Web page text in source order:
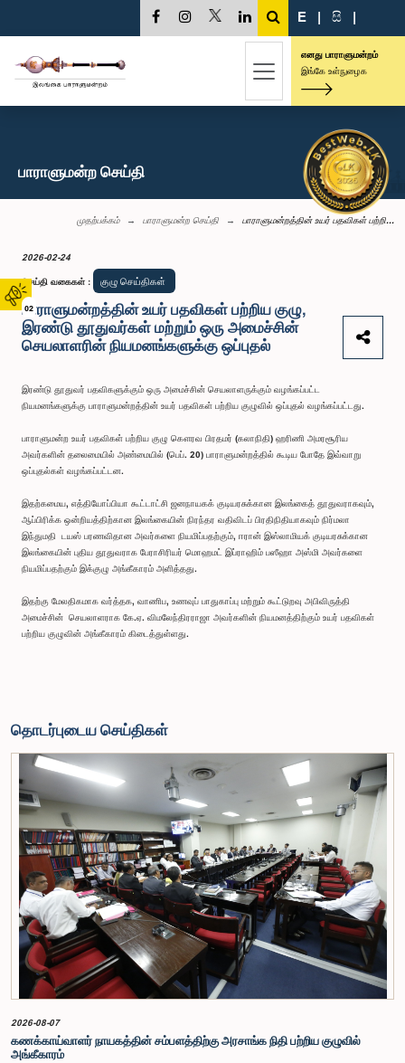
02
E | සි |
எனது பாராளுமன்றம்
இங்கே உள்நுழைக
பாராளுமன்ற செய்தி
முதற்பக்கம் பாராளுமன்ற செய்தி பாராளுமன்றத்தின் உயர் பதவிகள் பற்றி...
2026-02-24
செய்தி வகைகள் : குழு செய்திகள்
பாராளுமன்றத்தின் உயர் பதவிகள் பற்றிய குழு,
இரண்டு தூதுவர்கள் மற்றும் ஒரு அமைச்சின்
செயலாளரின் நியமனங்களுக்கு ஒப்புதல்
இரண்டு தூதுவர் பதவிகளுக்கும் ஒரு அமைச்சின் செயலாளருக்கும் வழங்கப்பட்ட
நியமனங்களுக்கு பாராளுமன்றத்தின் உயர் பதவிகள் பற்றிய குழுவில் ஒப்புதல் வழங்கப்பட்டது.
பாராளுமன்ற உயர் பதவிகள் பற்றிய குழு கௌரவ பிரதமர் (கலாநிதி) ஹரிணி அமரசூரிய
அவர்களின் தலைமையில் அண்மையில் (பெப். 20) பாராளுமன்றத்தில் கூடிய போதே இவ்வாறு
ஒப்புதல்கள் வழங்கப்பட்டன.
இதற்கமைய, எத்தியோப்பியா கூட்டாட்சி ஜனநாயகக் குடியரசுக்கான இலங்கைத் தூதுவராகவும்,
ஆப்பிரிக்க ஒன்றியத்திற்கான இலங்கையின் நிரந்தர வதிவிடப் பிரதிநிதியாகவும் நிர்மலா
இந்துமதி டயஸ் பரணவிதான அவர்களை நியமிப்பதற்கும், ஈரான் இஸ்லாமியக் குடியரசுக்கான
இலங்கையின் புதிய தூதுவராக பேராசிரியர் மொஹமட் இப்ராஹிம் பஸீஹா அஸ்மி அவர்களை
நியமிப்பதற்கும் இக்குழு அங்கீகாரம் அளித்தது.
இதற்கு மேலதிகமாக வர்த்தக, வாணிப, உணவுப் பாதுகாப்பு மற்றும் கூட்டுறவு அபிவிருத்தி
அமைச்சின் செயலாளராக கே.ஏ. விமலேந்திரராஜா அவர்களின் நியமனத்திற்கும் உயர் பதவிகள்
பற்றிய குழுவின் அங்கீகாரம் கிடைத்துள்ளது.
தொடர்புடைய செய்திகள்
2026-08-07
கணக்காய்வாளர் நாயகத்தின் சம்பளத்திற்கு அரசாங்க நிதி பற்றிய குழுவில்
அங்கீகாரம்